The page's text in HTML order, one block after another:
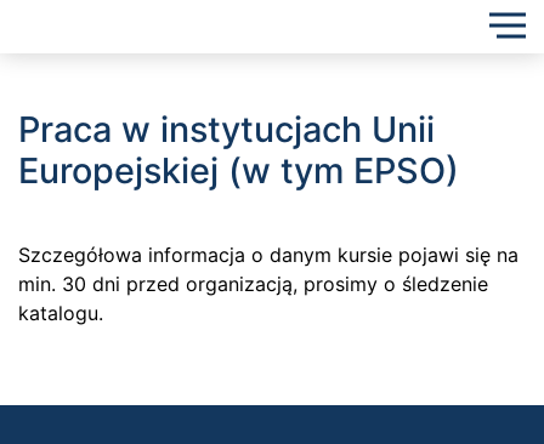
Praca w instytucjach Unii
Europejskiej (w tym EPSO)
Szczegółowa informacja o danym kursie pojawi się na
min. 30 dni przed organizacją, prosimy o śledzenie
katalogu.